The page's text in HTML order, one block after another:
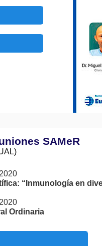
SAMeR
“Inmunología en
Ordinaria